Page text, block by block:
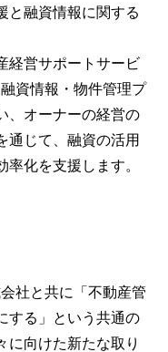
と融資情報に関する
経営サポートサービ
資情報・物件管理プ
、オーナーの経営の
通じて、融資の活用
化を支援します。
社と共に「不動産管
する」という共通の
に向けた新たな取り